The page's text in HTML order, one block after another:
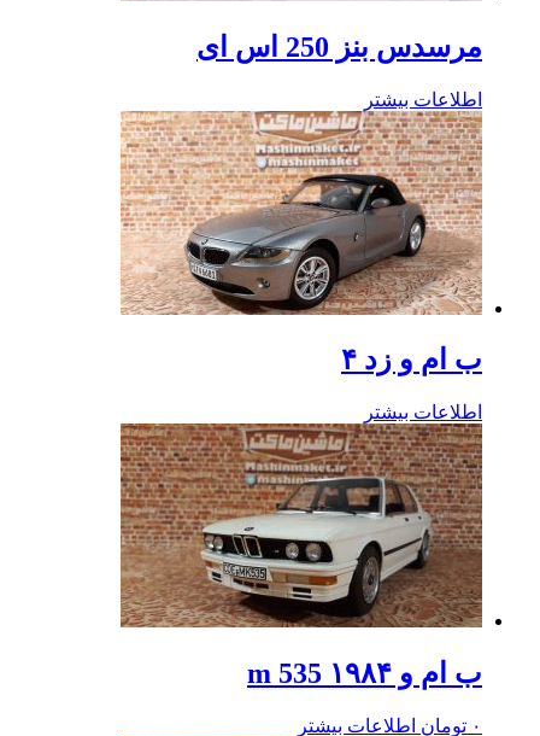
مرسدس بنز 250 اس ای
اطلاعات بیشتر
ب ام و زد ۴
اطلاعات بیشتر
ب ام و m 535 ۱۹۸۴
۰ تومان اطلاعات بیشتر